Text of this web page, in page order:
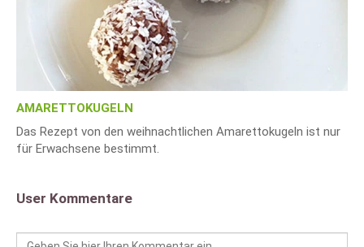
AMARETTOKUGELN
Das Rezept von den weihnachtlichen Amarettokugeln ist nur
für Erwachsene bestimmt.
User Kommentare